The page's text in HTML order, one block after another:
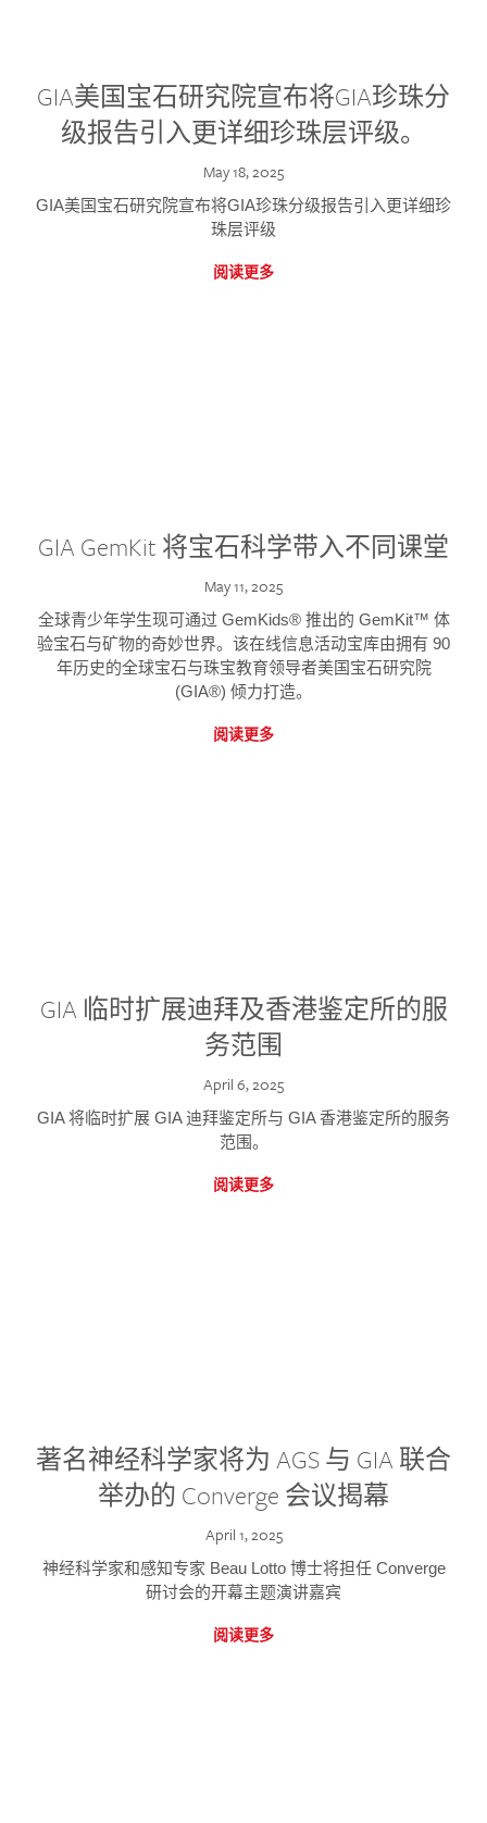
GIA美国宝石研究院宣布将GIA珍珠分
级报告引入更详细珍珠层评级。
May 18, 2025
GIA美国宝石研究院宣布将GIA珍珠分级报告引入更详细珍
珠层评级
阅读更多
GIA GemKit 将宝石科学带入不同课堂
May 11, 2025
全球青少年学生现可通过 GemKids® 推出的 GemKit™ 体
验宝石与矿物的奇妙世界。该在线信息活动宝库由拥有 90
年历史的全球宝石与珠宝教育领导者美国宝石研究院
(GIA®) 倾力打造。
阅读更多
GIA 临时扩展迪拜及香港鉴定所的服
务范围
April 6, 2025
GIA 将临时扩展 GIA 迪拜鉴定所与 GIA 香港鉴定所的服务
范围。
阅读更多
著名神经科学家将为 AGS 与 GIA 联合
举办的 Converge 会议揭幕
April 1, 2025
神经科学家和感知专家 Beau Lotto 博士将担任 Converge
研讨会的开幕主题演讲嘉宾
阅读更多